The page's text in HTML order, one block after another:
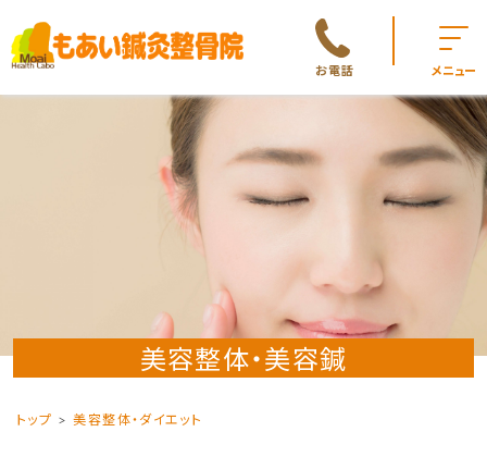
お電話 メニュー
美容整体・美容鍼
トップ 美容整体・ダイエット